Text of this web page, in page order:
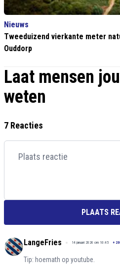
Nieuws
Tweeduizend vierkante meter
Ouddorp
Laat mensen
weten
7 Reacties
PLAATS
LangeFries 14 januari 2026 om 10:45 +
Tip: hoemath op youtube.